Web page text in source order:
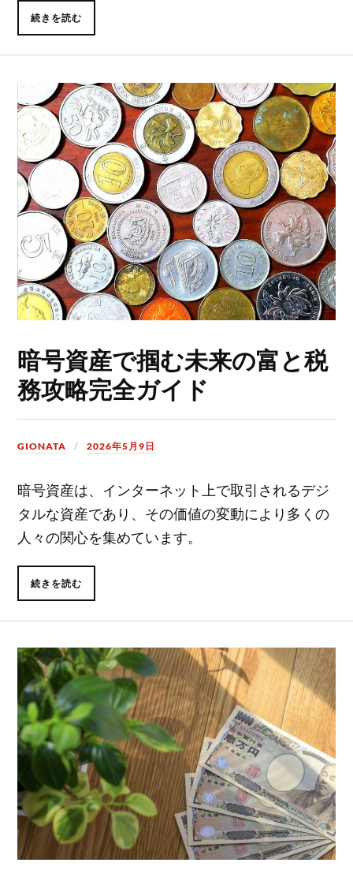
続きを読む
暗号資産で掴む未来の富と税
務攻略完全ガイド
GIONATA 2026年5月9日
暗号資産は、インターネット上で取引されるデジ
タルな資産であり、その価値の変動により多くの
人々の関心を集めています。
続きを読む